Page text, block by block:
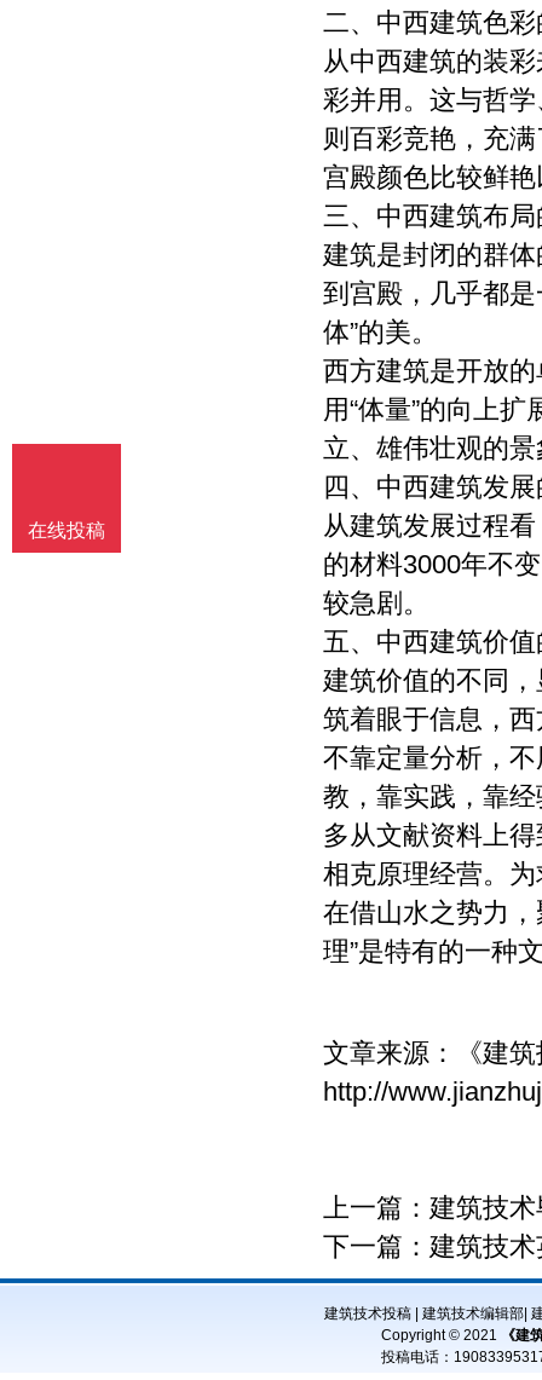
二、中西建筑色
从中西建筑的装
彩并用。这与哲
则百彩竞艳，充
宫殿颜色比较鲜
三、中西建筑布
建筑是封闭的群
到宫殿，几乎都是
体”的美。
西方建筑是开放
用“体量”的向上
立、雄伟壮观的
四、中西建筑发
从建筑发展过程
的材料3000年不
较急剧。
五、中西建筑价
建筑价值的不同
筑着眼于信息，
不靠定量分析，
教，靠实践，靠
多从文献资料上
相克原理经营。
在借山水之势力
理”是特有的一种
文章来源：
《建
http://
上一篇： 建筑技
下一篇： 建筑技
建筑技术投稿| 建筑技术编辑部|
Copyright © 2021
《建
投稿电话：
在线投稿